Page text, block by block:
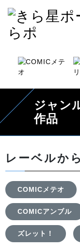
ジャン
作品
レーベルか
COMICメテオ
COMICアンブル
ズレット！